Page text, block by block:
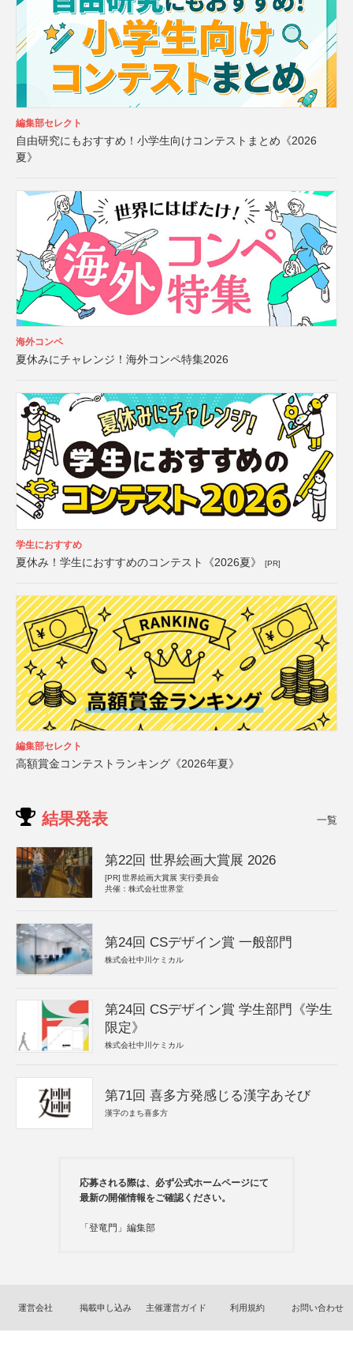
編集部セレクト
自由研究にもおすすめ！小学生向けコンテストまとめ《2026
夏》
海外コンペ
夏休みにチャレンジ！海外コンペ特集2026
学生におすすめ
夏休み！学生におすすめのコンテスト《2026夏》 [PR]
編集部セレクト
高額賞金コンテストランキング《2026年夏》
結果発表 一覧
第22回 世界絵画大賞展 2026
[PR] 世界絵画大賞展 実行委員会
共催：株式会社世界堂
第24回 CSデザイン賞 一般部門
株式会社中川ケミカル
第24回 CSデザイン賞 学生部門《学生
限定》
株式会社中川ケミカル
第71回 喜多方発感じる漢字あそび
漢字のまち喜多方
応募される際は、必ず公式ホームページにて
最新の開催情報をご確認ください。
「登竜門」編集部
運営会社 掲載申し込み 主催運営ガイド 利用規約 お問い合わせ